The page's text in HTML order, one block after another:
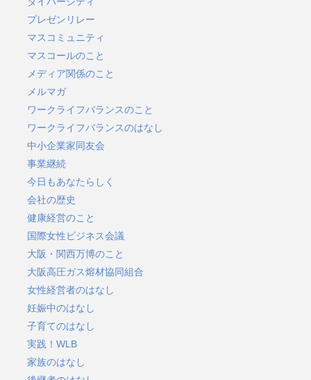
プレゼンリレー
マスコミュニティ
マスコールのこと
メディア関係のこと
メルマガ
ワークライフバランスのこと
ワークライフバランスのはなし
中小企業家同友会
事業継続
今日もあなたらしく
会社の歴史
健康経営のこと
国際女性ビジネス会議
大阪・関西万博のこと
大阪高圧ガス熔材協同組合
女性経営者のはなし
妊娠中のはなし
子育てのはなし
実践！WLB
家族のはなし